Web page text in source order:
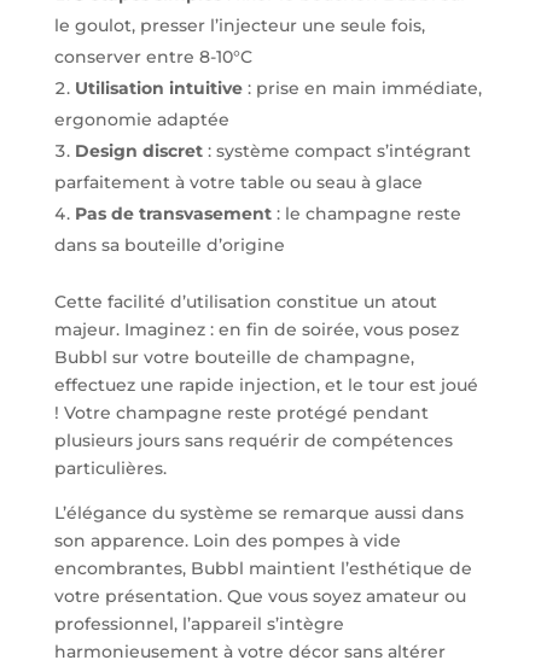
le goulot, presser l’injecteur une seule fois,
conserver entre 8-10°C
Utilisation intuitive: prise en main immédiate,
ergonomie adaptée
Design discret: système compact s’intégrant
parfaitement à votre table ou seau à glace
Pas de transvasement: le champagne reste
dans sa bouteille d’origine
Cette facilité d’utilisation constitue un atout
majeur. Imaginez : en fin de soirée, vous posez
Bubbl sur votre bouteille de champagne,
effectuez une rapide injection, et le tour est joué
! Votre champagne reste protégé pendant
plusieurs jours sans requérir de compétences
particulières.
L’élégance du système se remarque aussi dans
son apparence. Loin des pompes à vide
encombrantes, Bubbl maintient l’esthétique de
votre présentation. Que vous soyez amateur ou
professionnel, l’appareil s’intègre
harmonieusement à votre décor sans altérer